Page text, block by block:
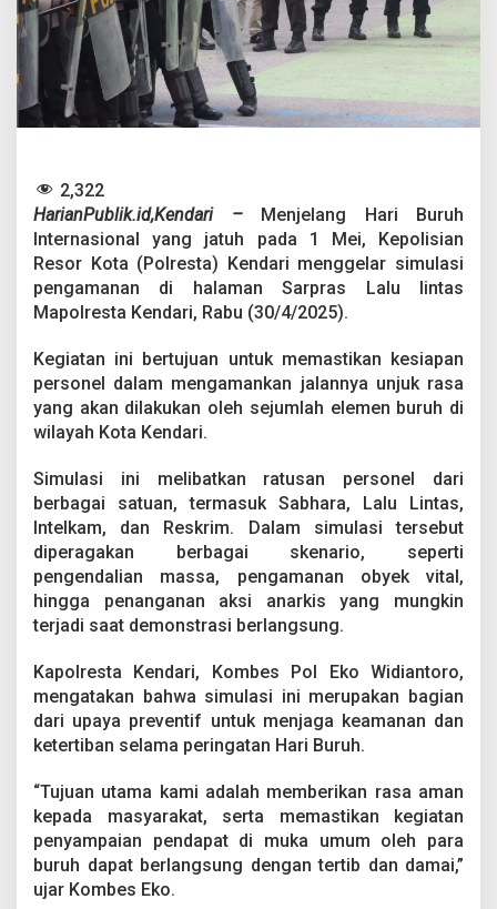
a
k
a
n
S
i
m
s
i
P
e
g
a
n
a
n
i
B
h
2
2
2,322
HarianPublik.id,Kendari –
Menjelang Hari Buruh
Internasional yang jatuh pada 1 Mei, Kepolisian
Resor Kota (Polresta) Kendari menggelar simulasi
pengamanan di halaman Sarpras Lalu lintas
Mapolresta Kendari, Rabu (30/4/2025).
Kegiatan ini bertujuan untuk memastikan kesiapan
personel dalam mengamankan jalannya unjuk rasa
yang akan dilakukan oleh sejumlah elemen buruh di
wilayah Kota Kendari.
Simulasi ini melibatkan ratusan personel dari
berbagai satuan, termasuk Sabhara, Lalu Lintas,
Intelkam, dan Reskrim. Dalam simulasi tersebut
diperagakan berbagai skenario, seperti
pengendalian massa, pengamanan obyek vital,
hingga penanganan aksi anarkis yang mungkin
terjadi saat demonstrasi berlangsung.
Kapolresta Kendari, Kombes Pol Eko Widiantoro,
mengatakan bahwa simulasi ini merupakan bagian
dari upaya preventif untuk menjaga keamanan dan
ketertiban selama peringatan Hari Buruh.
“Tujuan utama kami adalah memberikan rasa aman
kepada masyarakat, serta memastikan kegiatan
penyampaian pendapat di muka umum oleh para
buruh dapat berlangsung dengan tertib dan damai,”
ujar Kombes Eko.